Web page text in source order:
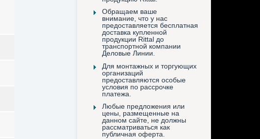
Обращаем ваше
внимание, что у нас
предоставляется бесплатная
доставка купленной
продукции Rittal до
транспортной компании
Деловые Линии.
Для монтажных и торгующих
организаций
предоставляются особые
условия по рассрочке
платежа.
Любые предложения или
цены, размещенные на
данном сайте, не должны
рассматриваться как
публичная оферта.